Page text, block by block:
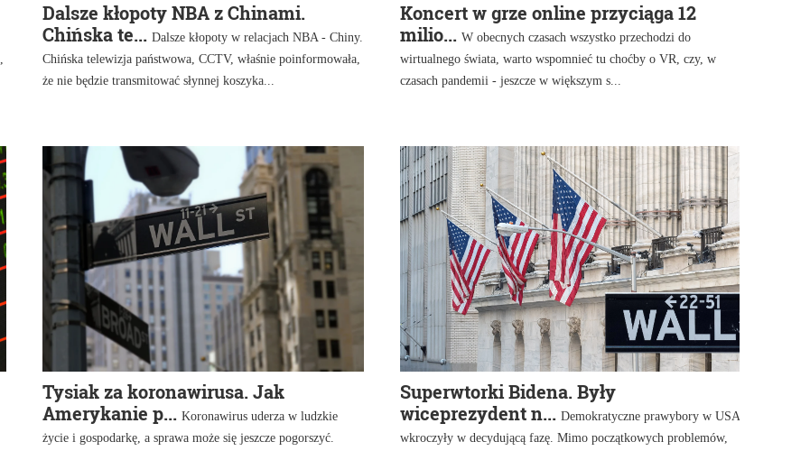
Dalsze kłopoty NBA z Chinami.
Chińska te... Dalsze kłopoty w relacjach NBA - Chiny.
Chińska telewizja państwowa, CCTV, właśnie poinformowała,
że nie będzie transmitować słynnej koszyka...
Koncert w grze online przyciąga 12
milio... W obecnych czasach wszystko przechodzi do
wirtualnego świata, warto wspomnieć tu choćby o VR, czy, w
czasach pandemii - jeszcze w większym s...
Tysiak za koronawirusa. Jak
Amerykanie p... Koronawirus uderza w ludzkie
życie i gospodarkę, a sprawa może się jeszcze pogorszyć.
Superwtorki Bidena. Były
wiceprezydent n... Demokratyczne prawybory w USA
wkroczyły w decydującą fazę. Mimo początkowych problemów,